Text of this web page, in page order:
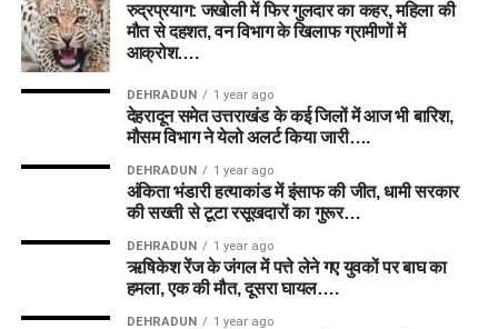
रुद्रप्रयाग: जखोली में फिर गुलदार का कहर, महिला की
मौत से दहशत, वन विभाग के खिलाफ ग्रामीणों में
आक्रोश….
DEHRADUN 1 year ago
देहरादून समेत उत्तराखंड के कई जिलों में आज भी बारिश,
मौसम विभाग ने येलो अलर्ट किया जारी….
DEHRADUN 1 year ago
अंकिता भंडारी हत्याकांड में इंसाफ की जीत, धामी सरकार
की सख्ती से टूटा रसूखदारों का गुरूर…
DEHRADUN 1 year ago
ऋषिकेश रेंज के जंगल में पत्ते लेने गए युवकों पर बाघ का
हमला, एक की मौत, दूसरा घायल….
DEHRADUN 1 year ago